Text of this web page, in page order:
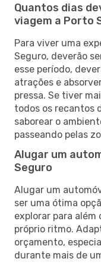
Quantos dias
viagem a Porto
Para viver uma
Seguro, deverão
esse período,
atrações e
pressa. Se tiver
todos os recantos
saborear o
passeando pelas
Alugar um
Seguro
Alugar um
ser uma ótima
explorar para além
próprio ritmo.
orçamento,
durante mais de